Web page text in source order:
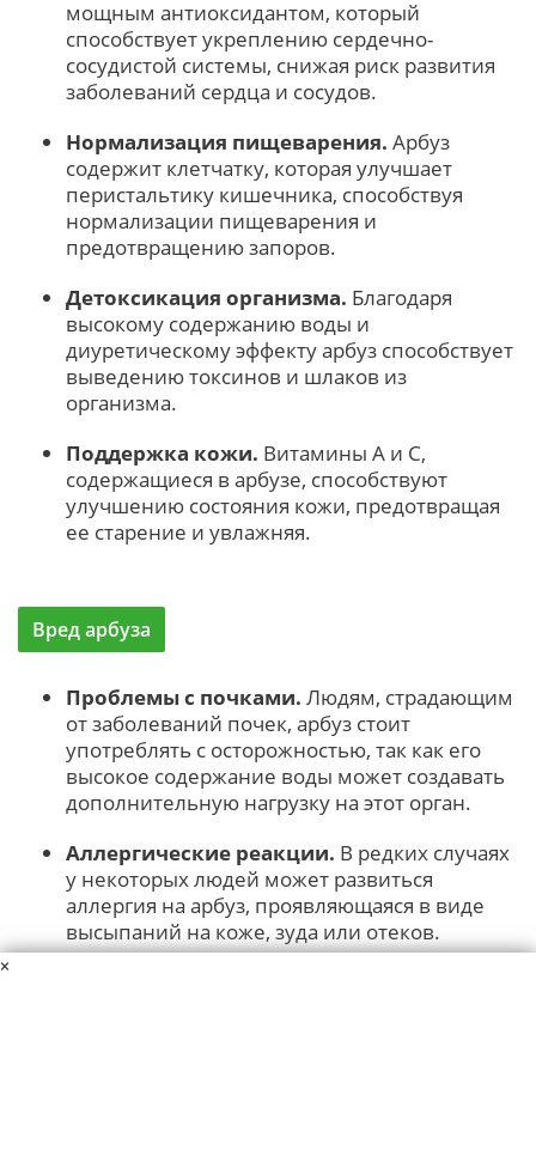
мощным антиоксидантом, который
способствует укреплению сердечно-
сосудистой системы, снижая риск развития
заболеваний сердца и сосудов.
Нормализация пищеварения. Арбуз
содержит клетчатку, которая улучшает
перистальтику кишечника, способствуя
нормализации пищеварения и
предотвращению запоров.
Детоксикация организма. Благодаря
высокому содержанию воды и
диуретическому эффекту арбуз способствует
выведению токсинов и шлаков из
организма.
Поддержка кожи. Витамины A и C,
содержащиеся в арбузе, способствуют
улучшению состояния кожи, предотвращая
ее старение и увлажняя.
Вред арбуза
Проблемы с почками. Людям, страдающим
от заболеваний почек, арбуз стоит
употреблять с осторожностью, так как его
высокое содержание воды может создавать
дополнительную нагрузку на этот орган.
Аллергические реакции. В редких случаях
у некоторых людей может развиться
аллергия на арбуз, проявляющаяся в виде
высыпаний на коже, зуда или отеков.
×